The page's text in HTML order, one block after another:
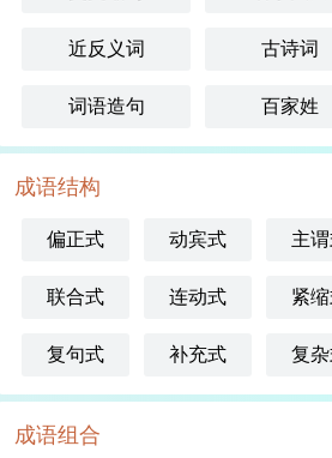
近反义词 古诗词
词语造句 百家姓
成语结构
偏正式 动宾式 主
联合式 连动式 紧
复句式 补充式 复
成语组合